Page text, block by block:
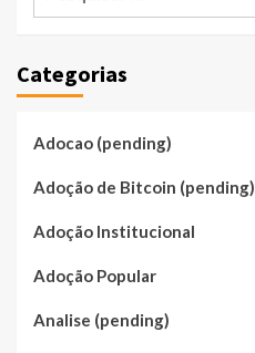
Categorias
Adocao (pending)
Adoção de Bitcoin (pending)
Adoção Institucional
Adoção Popular
Analise (pending)